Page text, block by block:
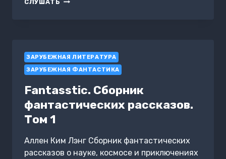
СЛУШАТЬ
ЗАРУБЕЖНАЯ ЛИТЕРАТУРА
ЗАРУБЕЖНАЯ ФАНТАСТИКА
Fantasstic. Сборник
фантастических рассказов.
Том 1
Аллен Ким Лэнг Сборник фантастических
рассказов о науке, космосе и приключениях